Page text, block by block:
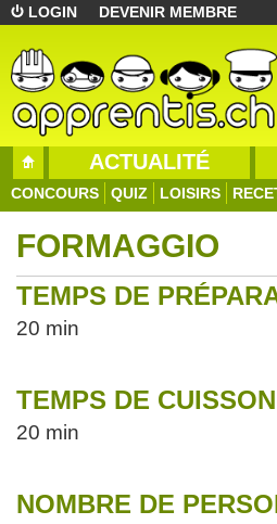
LOGIN DEVENIR MEMBRE
ACTUALITÉ
CONCOURS QUIZ LOISIRS
FORMAGGIO
TEMPS DE
20 min
TEMPS DE CUISSON
20 min
NOMBRE DE